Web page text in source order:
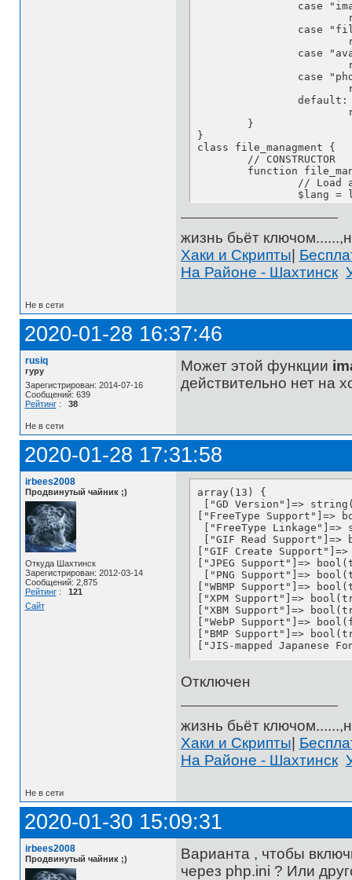
жизнь бьёт
Хаки и Скрипты
На Районе - Шахтинск
Не в сети
2020-01-28 16:37:46
rusiq
гуру
Зарегистрирован: 2014-07-16
Сообщений: 639
Рейтинг: 38
Может этой функции
действительно нет на
Не в сети
2020-01-28 17:31:58
irbees2008
Продвинутый чайник ;)
Откуда Шахтинск
Зарегистрирован: 2012-03-14
Сообщений: 2,875
Рейтинг: 121
Сайт
array(13) {
["GD Version"]=>
["FreeType Support"]=>
["FreeType
["GIF Read
["GIF Create
["JPEG Support"]=>
["PNG Support"]=>
["WBMP Support"]=>
["XPM Support"]=>
["XBM Support"]=>
["WebP Support"]=>
["BMP Support"]=>
["JIS-mapped Japanese
Отключен
жизнь бьёт
Хаки и Скрипты
На Районе - Шахтинск
Не в сети
2020-01-30 15:09:31
irbees2008
Продвинутый чайник ;)
Варианта , чтобы
через php.ini ? Или